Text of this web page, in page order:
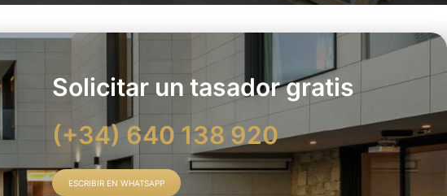
Solicitar un tasador gratis
(+34) 640 138 920
ESCRIBIR EN WHATSAPP